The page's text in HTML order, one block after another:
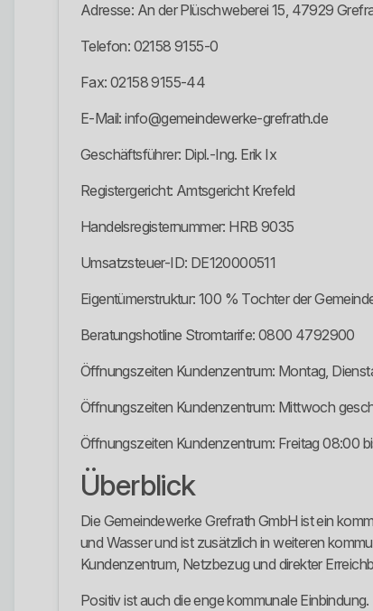
Adresse: An der Plüschweberei 15, 47929
Telefon: 02158 9155-0
Fax: 02158 9155-44
E-Mail: info@gemeindewerke-grefrath.de
Geschäftsführer: Dipl.-Ing. Erik Ix
Registergericht: Amtsgericht Krefeld
Handelsregisternummer: HRB 9035
Umsatzsteuer-ID: DE120000511
Eigentümerstruktur: 100 % Tochter der
Beratungshotline Stromtarife: 0800 4792900
Öffnungszeiten Kundenzentrum: Montag,
Öffnungszeiten Kundenzentrum: Mittwoch
Öffnungszeiten Kundenzentrum: Freitag 08:00
Überblick
Die Gemeindewerke Grefrath GmbH ist ein
und Wasser und ist zusätzlich in weiteren
Kundenzentrum, Netzbezug und direkter
Positiv ist auch die enge kommunale